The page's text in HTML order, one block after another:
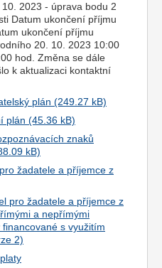
2023 - úprava bodu 2
Datum ukončení příjmu
ukončení příjmu
20. 10. 2023 10:00
hod. Změna se dále
k aktualizaci kontaktní
plán
plán
znaků
žadatele a příjemce z
pro žadatele a příjemce z
a nepřímými
s využitím
2)